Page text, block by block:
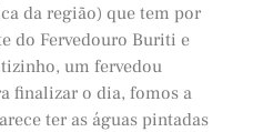
da região) que tem por
do Fervedouro Buriti e
um fervedou
finalizar o dia, fomos a
ter as águas pintadas